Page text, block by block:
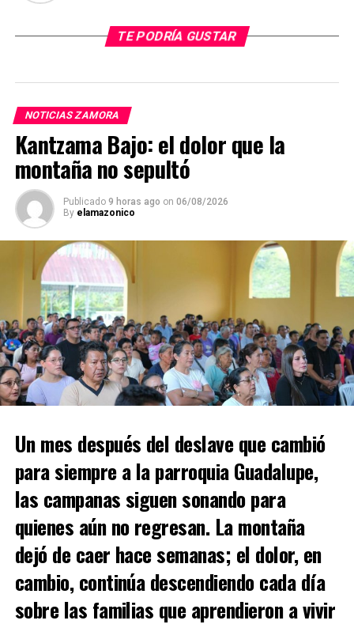
TE PODRÍA GUSTAR
NOTICIAS ZAMORA
Kantzama Bajo: el dolor que la
montaña no sepultó
Publicado 9 horas ago on 06/08/2026
By elamazonico
Un mes después del deslave que cambió
para siempre a la parroquia Guadalupe,
las campanas siguen sonando para
quienes aún no regresan. La montaña
dejó de caer hace semanas; el dolor, en
cambio, continúa descendiendo cada día
sobre las familias que aprendieron a vivir